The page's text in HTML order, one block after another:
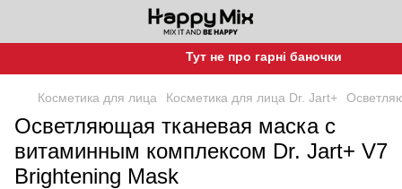
Тут не про гарні баночки, а про
Косметика для лица Косметика для лица Dr. Jart+
Осветляющая тканевая маска с
витаминным комплексом Dr. Jart+ V7
Brightening Mask